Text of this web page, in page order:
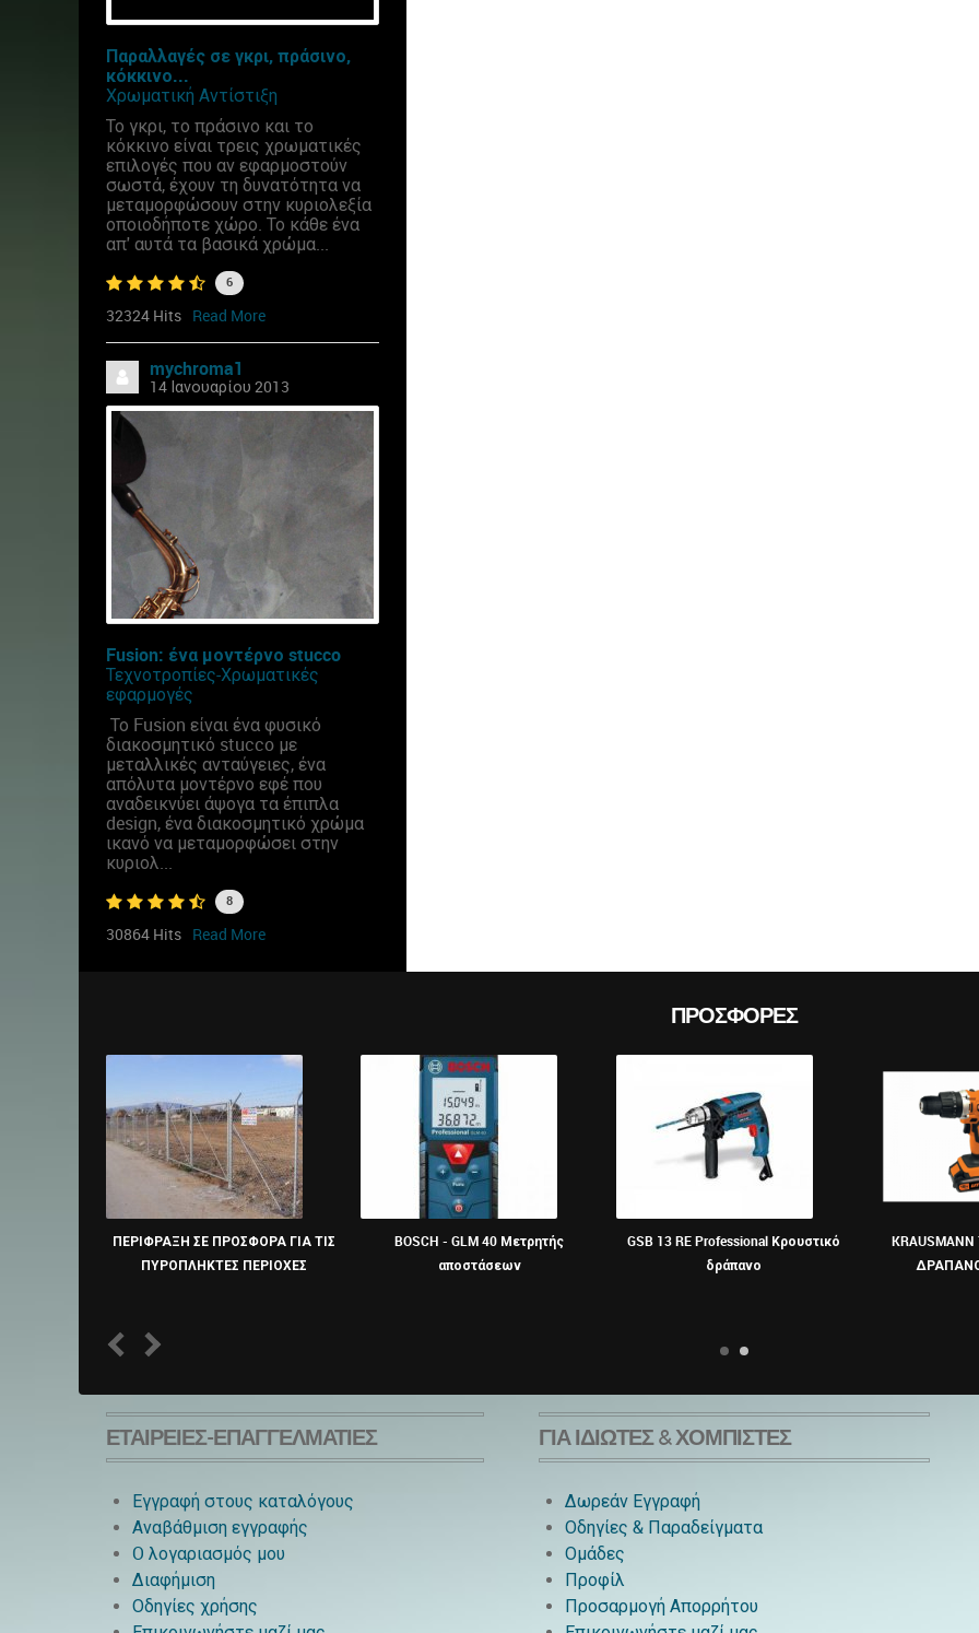
Παραλλαγές σε γκρι, πράσινο,
κόκκινο...
Χρωματική Αντίστιξη
Το γκρι, το πράσινο και το
κόκκινο είναι τρεις χρωματικές
επιλογές που αν εφαρμοστούν
σωστά, έχουν τη δυνατότητα να
μεταμορφώσουν στην κυριολεξία
οποιοδήποτε χώρο. Το κάθε ένα
απ' αυτά τα βασικά χρώμα...
6
32324 Hits Read More
mychroma1
14 Ιανουαρίου 2013
Fusion: ένα μοντέρνο stucco
Τεχνοτροπίες-Χρωματικές
εφαρμογές
Το Fusion είναι ένα φυσικό
διακοσμητικό stucco με
μεταλλικές ανταύγειες, ένα
απόλυτα μοντέρνο εφέ που
αναδεικνύει άψογα τα έπιπλα
design, ένα διακοσμητικό χρώμα
ικανό να μεταμορφώσει στην
κυριολ...
8
30864 Hits Read More
ΠΡΟΣΦΟΡΈΣ
ΠΕΡΙΦΡΑΞΗ ΣΕ ΠΡΟΣΦΟΡΑ ΓΙΑ ΤΙΣ
ΠΥΡΟΠΛΗΚΤΕΣ ΠΕΡΙΟΧΕΣ
BOSCH - GLM 40 Μετρητής
αποστάσεων
GSB 13 RE Professional Κρουστικό
δράπανο
ΕΤΑΙΡΕΊΕΣ-ΕΠΑΓΓΕΛΜΑΤΊΕΣ
Εγγραφή στους καταλόγους
Αναβάθμιση εγγραφής
O λογαριασμός μου
Διαφήμιση
Οδηγίες χρήσης
ΓΙΑ ΙΔΙΏΤΕΣ & ΧΟΜΠΊΣΤΕΣ
Δωρεάν Εγγραφή
Οδηγίες & Παραδείγματα
Ομάδες
Προφίλ
Προσαρμογή Απορρήτου